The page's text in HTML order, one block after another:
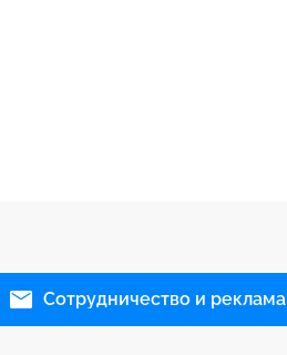
Сотрудничество и реклама